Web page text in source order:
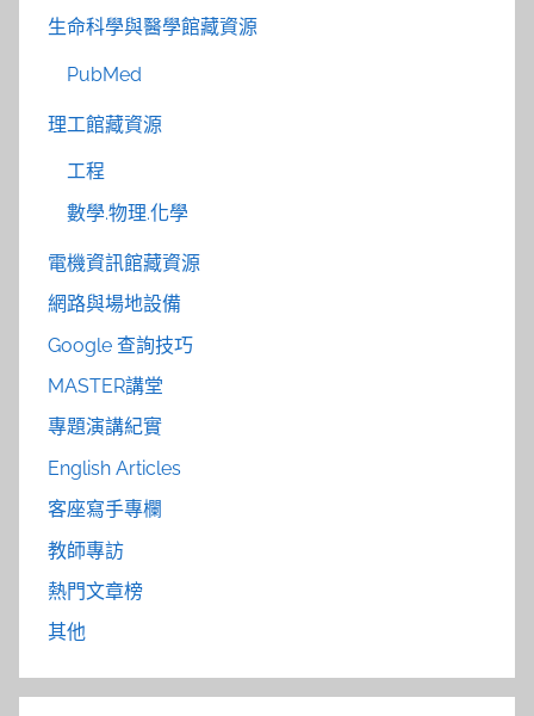
生命科學與醫學館藏資源
PubMed
理工館藏資源
工程
數學.物理.化學
電機資訊館藏資源
網路與場地設備
Google 查詢技巧
MASTER講堂
專題演講紀實
English Articles
客座寫手專欄
教師專訪
熱門文章榜
其他